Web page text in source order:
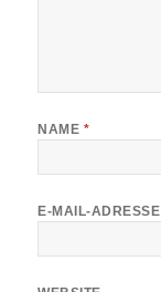
NAME *
E-MAIL-ADRESSE